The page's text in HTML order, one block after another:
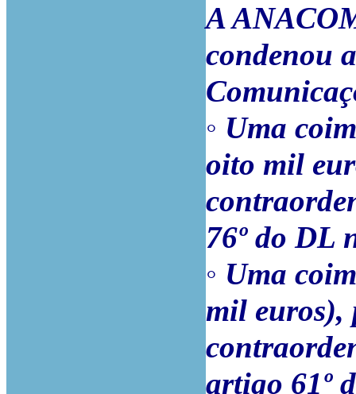
A
condenou
◦ Uma
oito mil
76º do DL
◦ Uma
mil euros),
artigo 61º